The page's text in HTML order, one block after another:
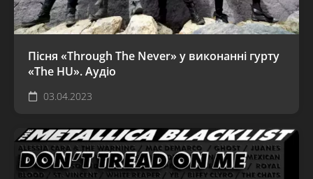
Пісня «Through The Never» у виконанні гурту
«The HU». Аудіо
03.04.2023